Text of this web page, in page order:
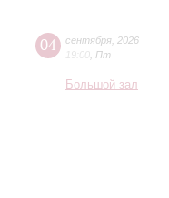
04 сентября 2026
19:00 Пт
Большой зал